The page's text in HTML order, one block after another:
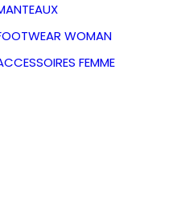
WOMAN
FEMME
E54-